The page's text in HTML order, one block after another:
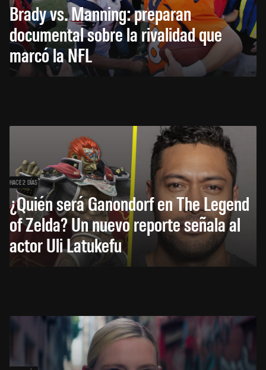
Brady vs. Manning: preparan
documental sobre la rivalidad que
marcó la NFL
HACE 2 DÍAS
¿Quién será Ganondorf en The Legend
of Zelda? Un nuevo reporte señala al
actor Uli Latukefu